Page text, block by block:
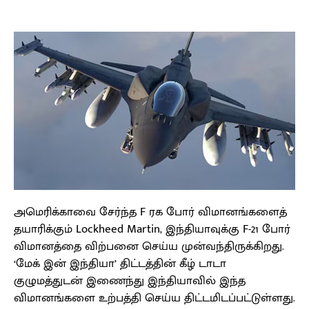
அமெரிக்காவை சேர்ந்த F ரக போர் விமானங்களைத்
தயாரிக்கும் Lockheed Martin, இந்தியாவுக்கு F-21 போர்
விமானத்தை விற்பனை செய்ய முன்வந்திருக்கிறது.
‘மேக் இன் இந்தியா’ திட்டத்தின் கீழ் டாடா
குழுமத்துடன் இணைந்து இந்தியாவில் இந்த
விமானங்களை உற்பத்தி செய்ய திட்டமிடப்பட்டுள்ளது.